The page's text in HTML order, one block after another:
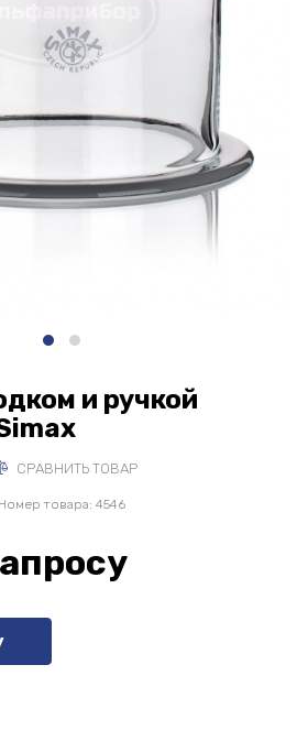
и ручкой
СРАВНИТЬ ТОВАР
Номер товара: 4546